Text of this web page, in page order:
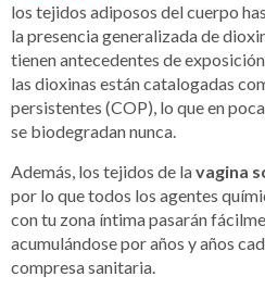
los tejidos adiposos del cuerpo
la presencia generalizada de
tienen antecedentes de exposición
las dioxinas están catalogadas
persistentes (COP), lo que en
se biodegradan nunca.
Además, los tejidos de lavagina
por lo que todos los agentes
con tu zona íntima pasarán
acumulándose por años y años
compresa sanitaria.